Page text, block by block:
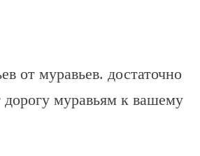
от муравьев. достаточно
дорогу муравьям к вашему